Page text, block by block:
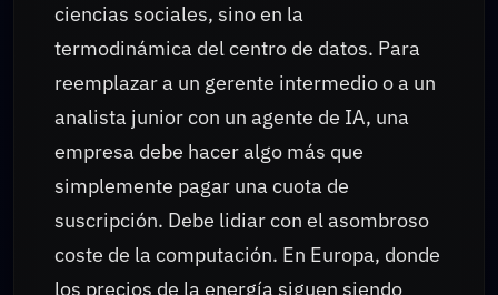
ciencias sociales, sino en la
termodinámica del centro de datos. Para
reemplazar a un gerente intermedio o a un
analista junior con un agente de IA, una
empresa debe hacer algo más que
simplemente pagar una cuota de
suscripción. Debe lidiar con el asombroso
coste de la computación. En Europa, donde
los precios de la energía siguen siendo